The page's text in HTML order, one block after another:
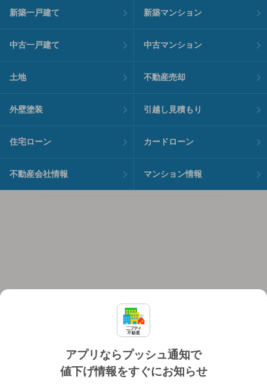
アプリならプッシュ通知で
値下げ情報をすぐにお知らせ
新築一戸建て 新築マンション
中古一戸建て 中古マンション
土地 不動産売却
外壁塗装 引越し見積もり
住宅ローン カードローン
不動産会社情報 マンション情報
個人情報保護ポリシー 利用規約